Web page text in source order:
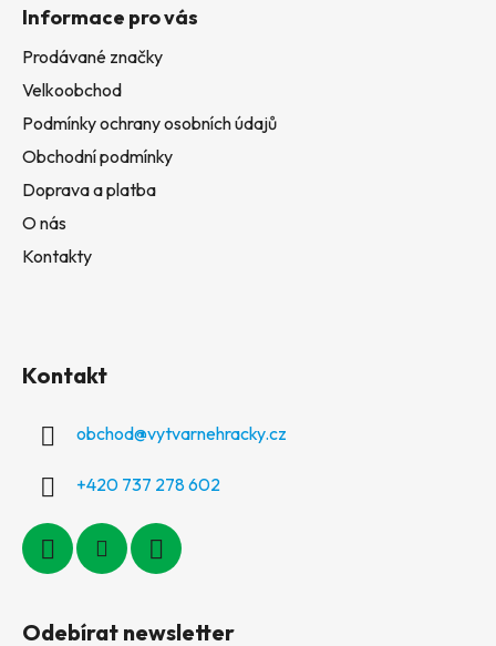
Informace pro vás
Prodávané značky
Velkoobchod
Podmínky ochrany osobních údajů
Obchodní podmínky
Doprava a platba
O nás
Kontakty
Kontakt
obchod@vytvarnehracky.cz
+420 737 278 602
Odebírat newsletter